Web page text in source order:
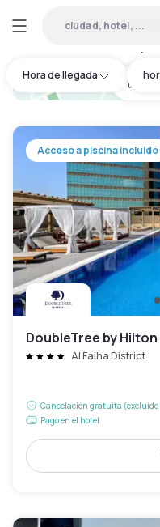
ciudad, hotel, ...
Hora de llegada
Acceso a piscina incluido
DoubleTree by
Al Faiha District
Cancelación gratuita (excluido
Pago en el hotel